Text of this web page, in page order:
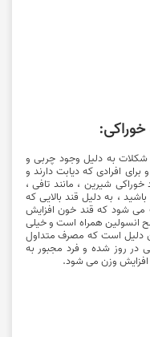
شکلات به دلیل وجود چربی و
افرادی که دیابت دارند و
خوراکی شیرین ، مانند تافی ،
، به دلیل قند بالایی که
شود که قند خون افزایش
انسولین همراه است و خیلی
دلیل است که مصرف متداول
در روز شده و فرد مجبور به
وزن می شود.